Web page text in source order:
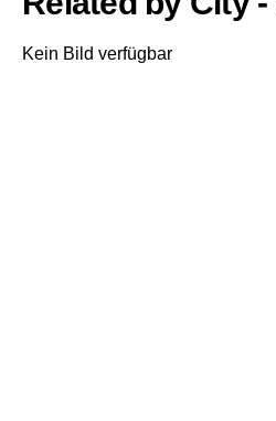
Kein Bild verfügbar